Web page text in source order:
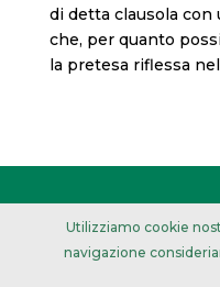
di detta clausola con
che, per quanto
la pretesa riflessa
Utilizziamo cookie
navigazione